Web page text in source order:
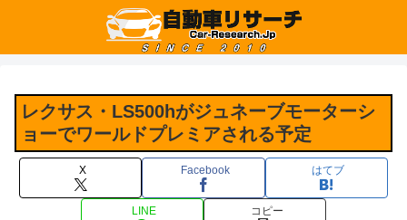
レクサス・LS500hがジュネーブモーターシ
ョーでワールドプレミアされる予定
X Facebook はてブ
LINE コピー